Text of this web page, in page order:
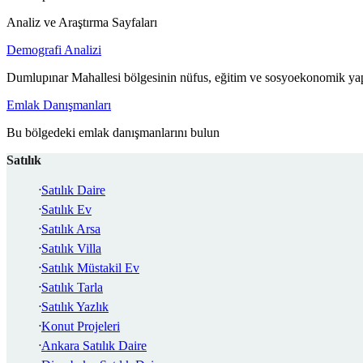
Analiz ve Araştırma Sayfaları
Demografi Analizi
Dumlupınar Mahallesi bölgesinin nüfus, eğitim ve sosyoekonomik
Emlak Danışmanları
Bu bölgedeki emlak danışmanlarını bulun
Satılık
Satılık Daire
Satılık Ev
Satılık Arsa
Satılık Villa
Satılık Müstakil Ev
Satılık Tarla
Satılık Yazlık
Konut Projeleri
Ankara Satılık Daire